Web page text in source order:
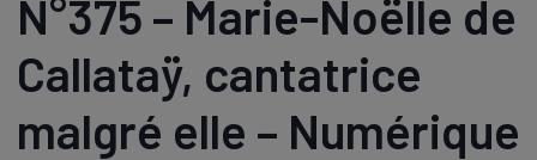
N°375 – Marie-Noëlle de
Callataÿ, cantatrice
malgré elle – Numérique